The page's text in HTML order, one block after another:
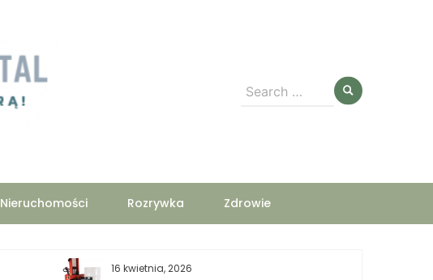
Search
Nieruchomości Rozrywka Zdrowie
16 kwietnia, 2026